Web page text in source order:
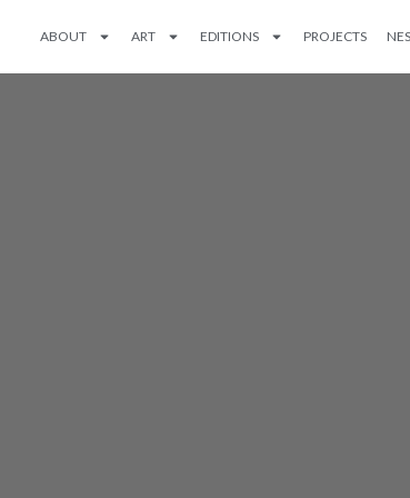
ABOUT ART EDITIONS PROJECTS